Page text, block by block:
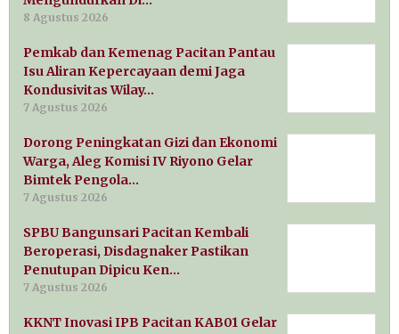
8 Agustus 2026
Pemkab dan Kemenag Pacitan Pantau
Isu Aliran Kepercayaan demi Jaga
Kondusivitas Wilay…
7 Agustus 2026
Dorong Peningkatan Gizi dan Ekonomi
Warga, Aleg Komisi IV Riyono Gelar
Bimtek Pengola…
7 Agustus 2026
SPBU Bangunsari Pacitan Kembali
Beroperasi, Disdagnaker Pastikan
Penutupan Dipicu Ken…
7 Agustus 2026
KKNT Inovasi IPB Pacitan KAB01 Gelar